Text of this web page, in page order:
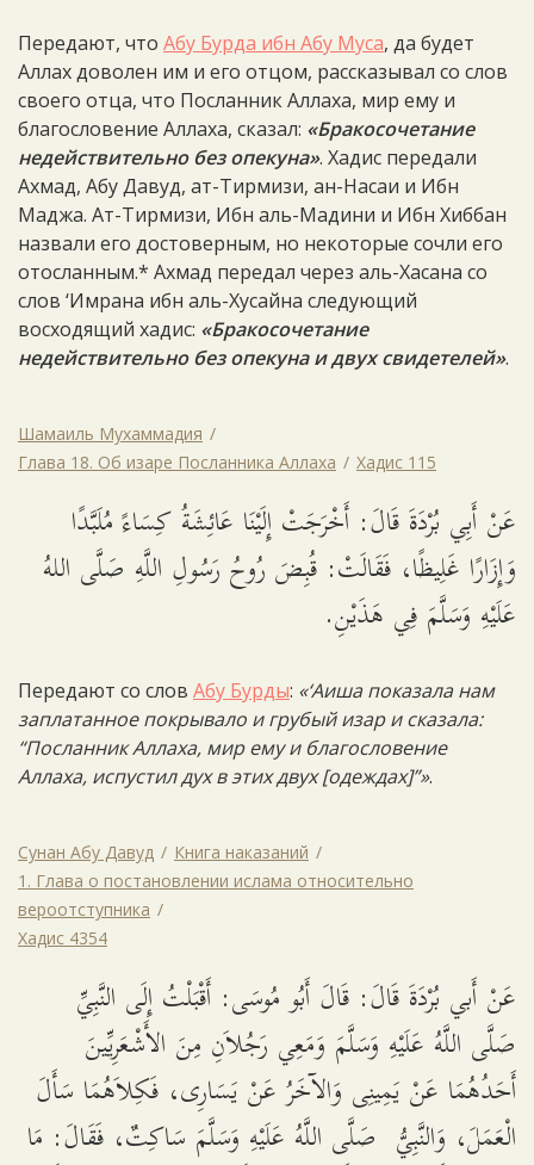
Передают, что Абу Бурда ибн Абу Муса, да будет
Аллах доволен им и его отцом, рассказывал со слов
своего отца, что Посланник Аллаха, мир ему и
благословение Аллаха, сказал: «Бракосочетание
недействительно без опекуна». Хадис передали
Ахмад, Абу Давуд, ат-Тирмизи, ан-Насаи и Ибн
Маджа. Ат-Тирмизи, Ибн аль-Мадини и Ибн Хиббан
назвали его достоверным, но некоторые сочли его
отосланным.* Ахмад передал через аль-Хасана со
слов ‘Имрана ибн аль-Хусайна следующий
восходящий хадис: «Бракосочетание
недействительно без опекуна и двух свидетелей».
Шамаиль Мухаммадия
Глава 18. Об изаре Посланника Аллаха
Хадис 115
عَنْ أَبِي بُرْدَةَ قَالَ: أَخْرَجَتْ إِلَيْنَا عَائِشَةُ كِسَاءً مُلَبَّدًا
وَإِزَارًا غَلِيظًا، فَقَالَتْ: قُبِضَ رُوحُ رَسُولِ اللَّهِ صَلَّى اللهُ
عَلَيْهِ وَسَلَّمَ فِي هَذَيْنِ.
Передают со слов Абу Бурды: «‘Аиша показала нам
заплатанное покрывало и грубый изар и сказала:
“Посланник Аллаха, мир ему и благословение
Аллаха, испустил дух в этих двух [одеждах]”».
Сунан Абу Давуд
Книга наказаний
1. Глава о постановлении ислама относительно
вероотступника
Хадис 4354
عَنْ أَبي بُرْدَةَ قَالَ: قَالَ أَبُو مُوسَى: أَقْبَلْتُ إِلَى النَّبِيِّ
صَلَّى اللَّهُ عَلَيْهِ وَسَلَّمَ وَمَعِي رَجُلاَنِ مِنَ الأَشْعَرِيِّينَ
أَحَدُهُمَا عَنْ يَمِينِى وَالآخَرُ عَنْ يَسَارِى، فَكِلاَهُمَا سَأَلَ
الْعَمَلَ، وَالنَّبِيُّ صَلَّى اللَّهُ عَلَيْهِ وَسَلَّمَ سَاكِتٌ، فَقَالَ: مَا